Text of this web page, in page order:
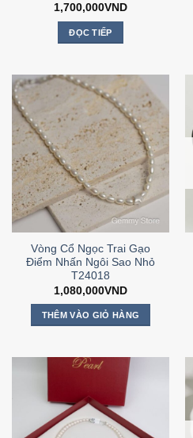
1,700,000VND
ĐỌC TIẾP
Vòng Cổ Ngọc Trai Gạo
Điểm Nhấn Ngôi Sao Nhỏ
T24018
1,080,000VND
THÊM VÀO GIỎ HÀNG